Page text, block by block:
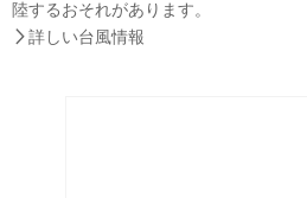
陸するおそれがあります。
 詳しい台風情報